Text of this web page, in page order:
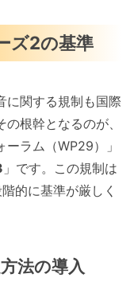
ズ2の基準
に関する規制も国際
根幹となるのが、
ラム（WP29）」
」です。この規制は
的に基準が厳しく
法の導入